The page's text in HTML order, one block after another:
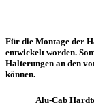
Für die Montage der
entwickelt worden.
Halterungen an den
können.
Alu-Cab